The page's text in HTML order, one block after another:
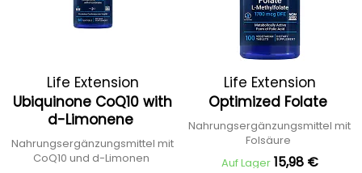
Life Extension
Ubiquinone CoQ10 with
d-Limonene
Nahrungsergänzungsmittel mit
CoQ10 und d-Limonen
Life Extension
Optimized Folate
Nahrungsergänzungsmittel mit
Folsäure
Auf Lager 15,98 €